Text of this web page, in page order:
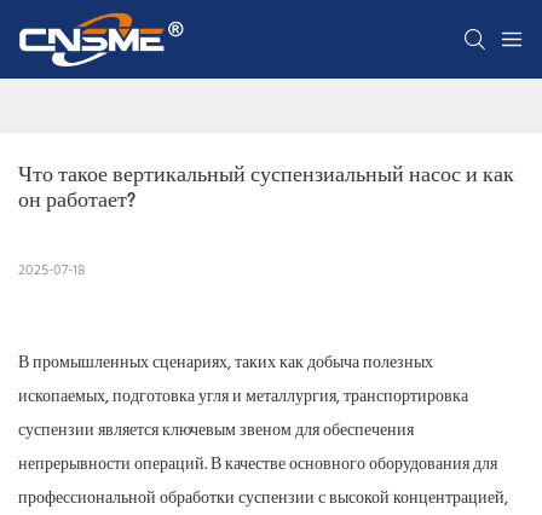
Что такое вертикальный суспензиальный насос и как
он работает?
2025-07-18
В промышленных сценариях, таких как добыча полезных
ископаемых, подготовка угля и металлургия, транспортировка
суспензии является ключевым звеном для обеспечения
непрерывности операций. В качестве основного оборудования для
профессиональной обработки суспензии с высокой концентрацией,